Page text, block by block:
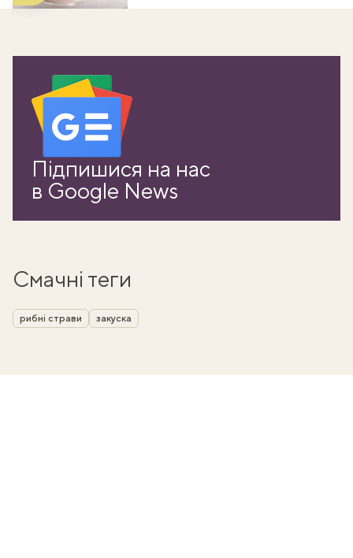
Підпишися на нас
в Google News
Смачні теги
рибні страви закуска